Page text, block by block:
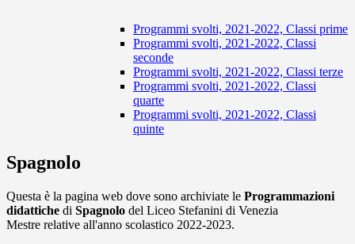
Programmi svolti, 2021-2022, Classi prime
Programmi svolti, 2021-2022, Classi
seconde
Programmi svolti, 2021-2022, Classi terze
Programmi svolti, 2021-2022, Classi
quarte
Programmi svolti, 2021-2022, Classi
quinte
Spagnolo
Questa è la pagina web dove sono archiviate le Programmazioni
didattiche di Spagnolo del Liceo Stefanini di Venezia
Mestre relative all'anno scolastico 2022-2023.